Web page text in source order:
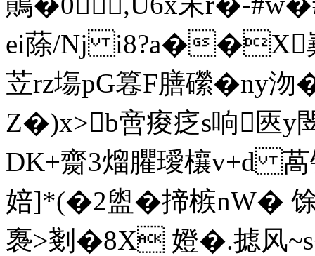
ei蒢/Nj i8?а��X嶤
苙rz塲pG篹F膳礯�ny
Z�)x>b啻痠疺s响匧
DK+齌3熘臞璦欀v+d
婄]*(�2盥�揥槉nW�
褢>剗�8X 嬁�.摅风